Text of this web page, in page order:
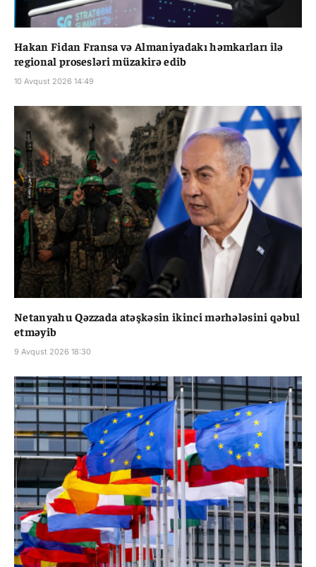
Hakan Fidan Fransa və Almaniyadakı həmkarları ilə
regional prosesləri müzakirə edib
10 Avqust 2026 14:49
Netanyahu Qəzzada atəşkəsin ikinci mərhələsini qəbul
etməyib
9 Avqust 2026 18:30